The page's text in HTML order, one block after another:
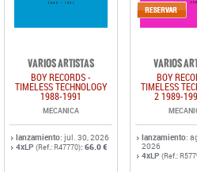
VARIOS ARTISTAS
BOY RECORDS -
TIMELESS TECHNOLOGY
1988-1991
MECANICA
lanzamiento: jul. 30, 2026
4xLP (Ref.: R47770): 66.0 €
VARIOS
BOY
TIMELESS
2 1989-
lanzamiento:
2026
4xLP (Ref.: